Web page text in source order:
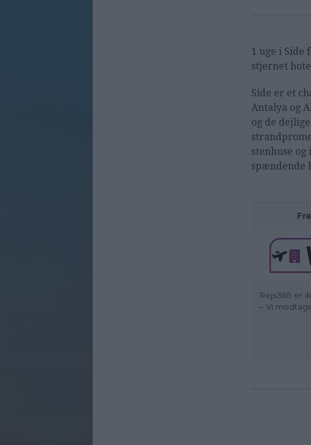
1 uge i Side
stjernet
Side er et
Antalya og
og de
stenhuse
spændende
Rejs365 er
– Vi